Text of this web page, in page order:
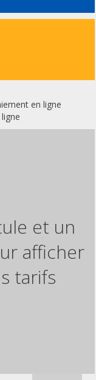
en ligne
et un
afficher
tarifs